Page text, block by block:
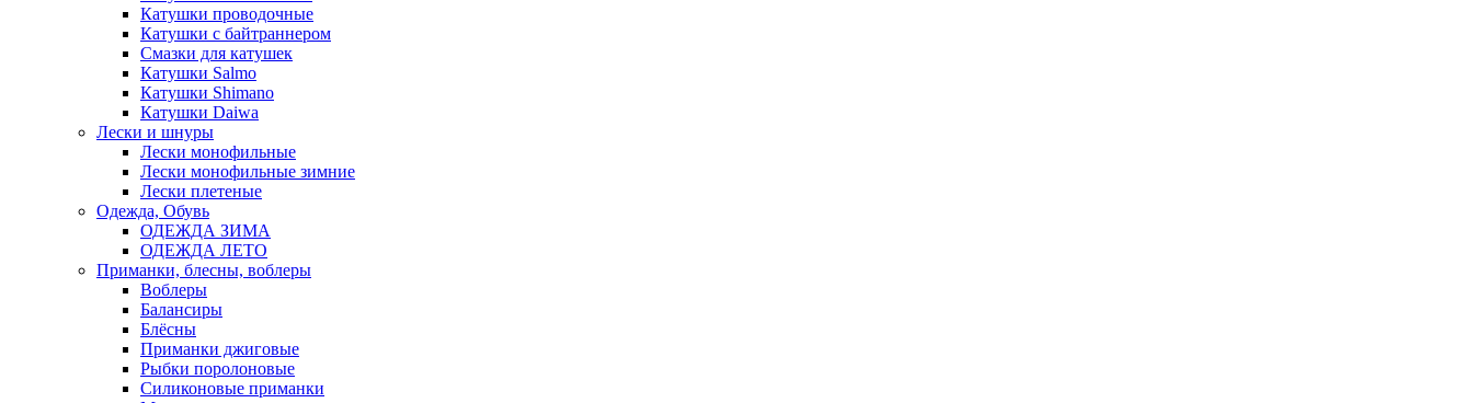
Катушки проводочные
Катушки с байтраннером
Смазки для катушек
Катушки Salmo
Катушки Shimano
Катушки Daiwa
Лески и шнуры
Лески монофильные
Лески монофильные зимние
Лески плетеные
Одежда, Обувь
ОДЕЖДА ЗИМА
ОДЕЖДА ЛЕТО
Приманки, блесны, воблеры
Воблеры
Балансиры
Блёсны
Приманки джиговые
Рыбки поролоновые
Силиконовые приманки